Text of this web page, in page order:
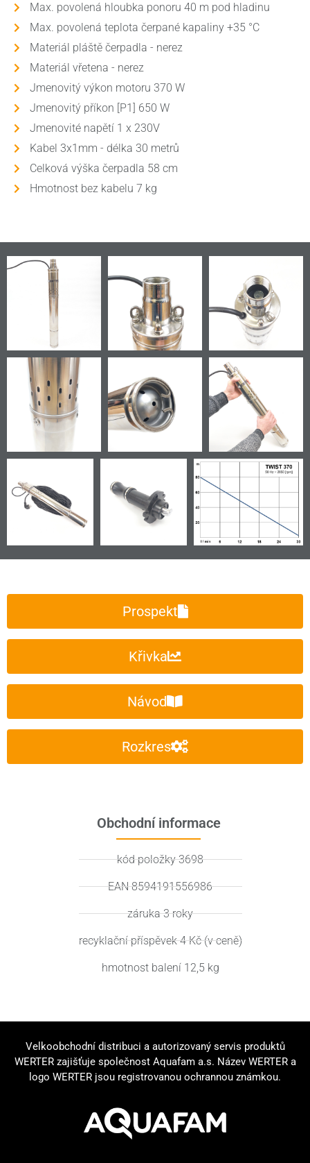
Max. povolená hloubka ponoru 40 m pod hladinu
Max. povolená teplota čerpané kapaliny +35 °C
Materiál pláště čerpadla - nerez
Materiál vřetena - nerez
Jmenovitý výkon motoru 370 W
Jmenovitý příkon [P1] 650 W
Jmenovité napětí 1 x 230V
Kabel 3x1mm - délka 30 metrů
Celková výška čerpadla 58 cm
Hmotnost bez kabelu 7 kg
Prospekt
Křivka
Návod
Rozkres
Obchodní informace
kód položky 3698
EAN 8594191556986
záruka 3 roky
recyklační příspěvek 4 Kč (v ceně)
hmotnost balení 12,5 kg
Velkoobchodní distribuci a autorizovaný servis produktů
WERTER zajišťuje společnost Aquafam a.s. Název WERTER a
logo WERTER jsou registrovanou ochrannou známkou.